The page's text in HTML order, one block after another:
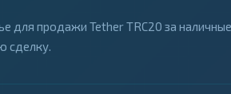
для продажи Tether TRC20 за
сделку.